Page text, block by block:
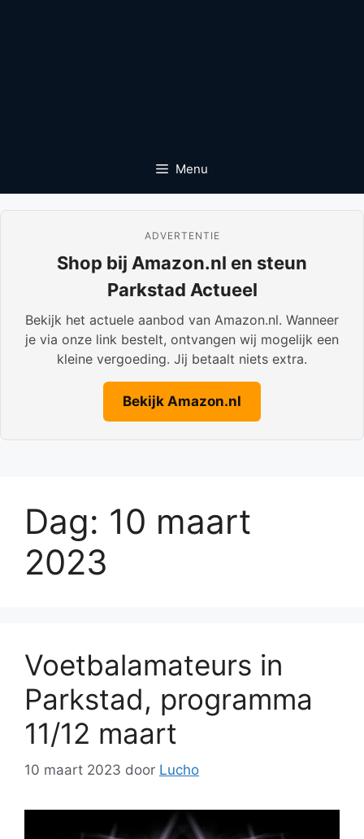
Menu
ADVERTENTIE
Shop bij Amazon.nl en steun
Parkstad Actueel
Bekijk het actuele aanbod van Amazon.nl. Wanneer
je via onze link bestelt, ontvangen wij mogelijk een
kleine vergoeding. Jij betaalt niets extra.
Bekijk Amazon.nl
Dag: 10 maart
2023
Voetbalamateurs in
Parkstad, programma
11/12 maart
10 maart 2023 door Lucho